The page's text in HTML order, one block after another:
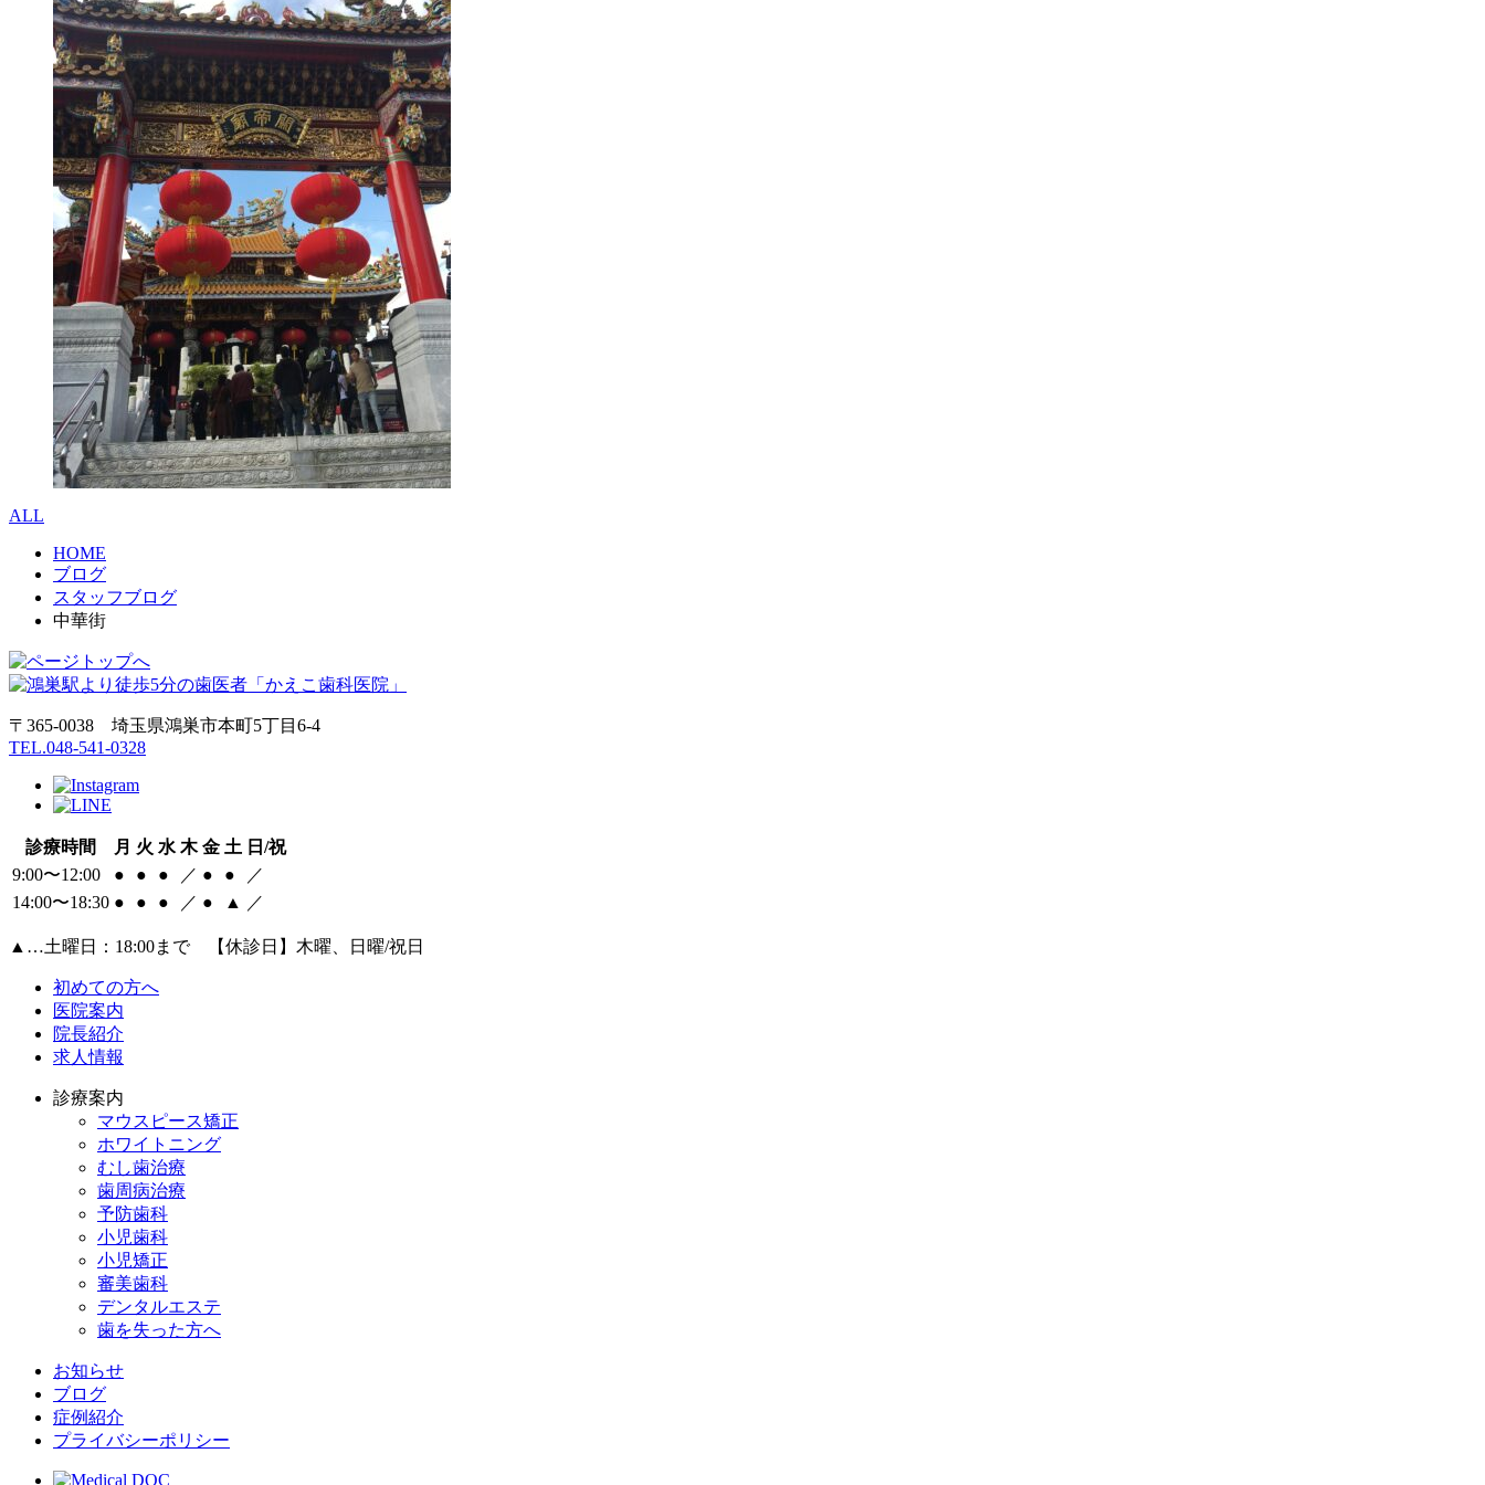
ALL
HOME
ブログ
スタッフブログ
中華街
〒365-0038 埼玉県鴻巣市本町5丁目6‐4
TEL.048-541-0328
診療時間 月 火 水 木 金 土 日/祝
9:00〜12:00
● ● ● ／ ● ●
／
14:00〜18:30 ● ● ● ／ ● ▲ ／
▲ …土曜日：18:00まで 【休診日】木曜、日曜/祝日
初めての方へ
医院案内
院長紹介
求人情報
診療案内
マウスピース矯正
ホワイトニング
むし歯治療
歯周病治療
予防歯科
小児歯科
小児矯正
審美歯科
デンタルエステ
歯を失った方へ
お知らせ
ブログ
症例紹介
プライバシーポリシー